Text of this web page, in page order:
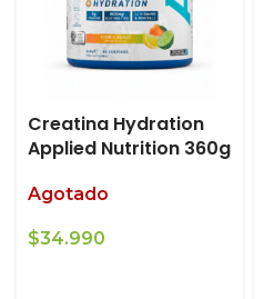
Creatina Hydration
Applied Nutrition 360g
Agotado
$34.990